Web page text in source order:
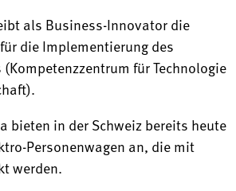
als Business-Innovator die
die Implementierung des
für Technologie
bieten in der Schweiz bereits heute
Personenwagen an, die mit
werden.